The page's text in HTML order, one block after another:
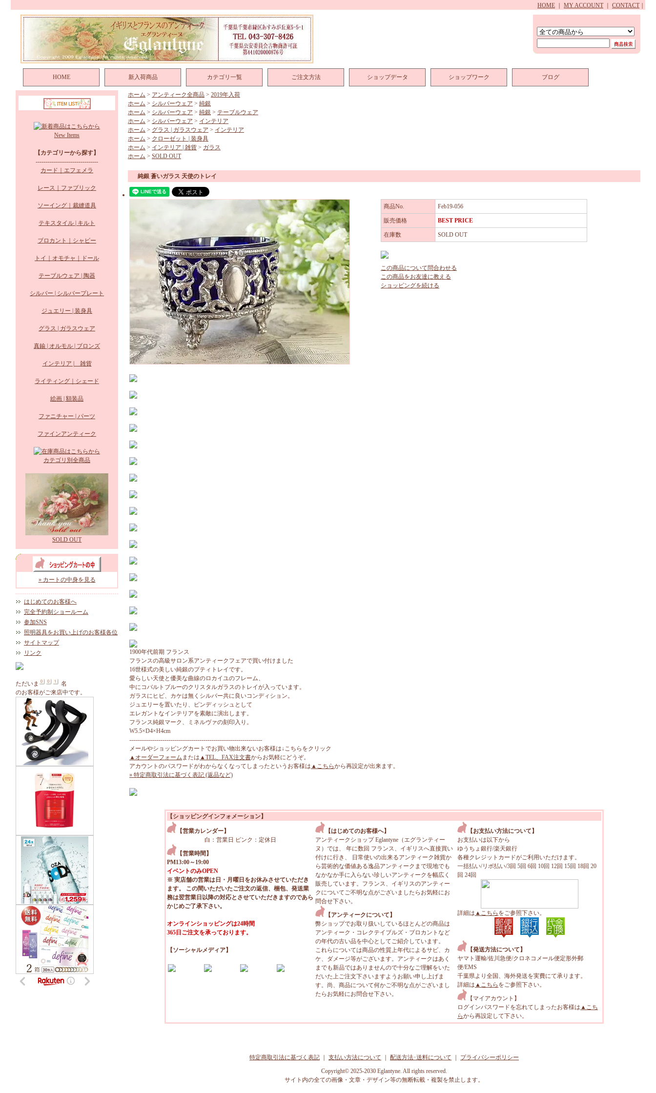
HOME MY ACCOUNT CONTACT
HOME 新入荷商品 カテゴリ一覧 ご注文方法 ショップデータ ショップワーク ブログ
New Items
【カテゴリーから探す】
--------------------------------
カード｜エフェメラ
レース｜ファブリック
ソーイング｜裁縫道具
テキスタイル | キルト
ブロカント｜シャビー
トイ｜オモチャ｜ドール
テーブルウェア | 陶器
シルバー | シルバープレート
ジュエリー | 装身具
グラス | ガラスウェア
真鍮 | オルモル | ブロンズ
インテリア | 雑貨
ライティング｜シェード
絵画 | 額装品
ファニチャー | パーツ
ファインアンティーク
カテゴリ別全商品
SOLD OUT
» カートの中身を見る
はじめてのお客様へ
完全予約制ショールーム
参加SNS
照明器具をお買い上げのお客様各位
サイトマップ
リンク
ただいま
名
のお客様がご来店中です。
ホーム > アンティーク全商品 > 2019年入荷
ホーム > シルバーウェア > 純銀
ホーム > シルバーウェア > 純銀 > テーブルウェア
ホーム > シルバーウェア > インテリア
ホーム > グラス | ガラスウェア > インテリア
ホーム > クローゼット | 装身具
ホーム > インテリア | 雑貨 > ガラス
ホーム > SOLD OUT
純銀 蒼いガラス 天使のトレイ
商品No. Feb19-056
販売価格 BEST PRICE
在庫数 SOLD OUT
この商品について問合わせる
この商品をお友達に教える
ショッピングを続ける
1900年代前期 フランス
フランスの高級サロン系アンティークフェアで買い付けました
16世様式の美しい純銀のプティトレイです。
愛らしい天使と優美な曲線のロカイユのフレーム、
中にコバルトブルーのクリスタルガラスのトレイが入っています。
ガラスにヒビ、カケは無くシルバー共に良いコンディション。
ジュエリーを置いたり、ピンディッシュとして
エレガントなインテリアを素敵に演出します。
フランス純銀マーク、ミネルヴァの刻印入り。
W5.5×D4×H4cm
--------------------------------------------------------------------
メールやショッピングカートでお買い物出来ないお客様は↓こちらをクリック
▲オーダーフォーム または ▲TEL、FAX注文書からお気軽にどうぞ。
アカウントのパスワードがわからなくなってしまったというお客様は ▲こちらから再設定が出来ます。
» 特定商取引法に基づく表記 (返品など)
【ショッピングインフォメーション】
【営業カレンダー】
白：営業日 ピンク：定休日
【営業時間】
PM13:00～19:00
イベントのみOPEN
※ 実店舗の営業は日・月曜日をお休みさせていただき
ます。 この間いただいたご注文の返信、梱包、発送業
務は翌営業日以降の対応とさせていただきますのであら
かじめご了承下さい。
オンラインショッピングは24時間
365日ご注文を承っております。
【ソーシャルメディア】
【はじめてのお客様へ】
アンティークショップ Eglantyne（エグランティー
ヌ）では、 年に数回 フランス、イギリスへ直接買い
付けに行き、 日常使いの出来るアンティーク雑貨か
ら芸術的な価値ある逸品アンティークまで現地でも
なかなか手に入らない珍しいアンティークを幅広く
販売しています。フランス、イギリスのアンティー
クについてご不明な点がございましたらお気軽にお
問合せ下さい。
【アンティークについて】
弊ショップでお取り扱いしているほとんどの商品は
アンティーク・コレクテイブルズ・ブロカントなど
の年代の古い品を中心としてご紹介しています。
これらについては商品の性質上年代によるサビ、カ
ケ、ダメージ等がございます。アンティークはあく
までも新品ではありませんので十分なご理解をいた
だいた上ご注文下さいますようお願い申し上げま
す。尚、商品について何かご不明な点がございまし
たらお気軽にお問合せ下さい。
【お支払い方法について】
お支払いは以下から
ゆうちょ銀行/楽天銀行
各種クレジットカードがご利用いただけます。
一括払い/リボ払い/3回 5回 6回 10回 12回 15回 18回 20
回 24回
詳細は ▲こちら をご参照下さい。
【発送方法について】
ヤマト運輸/佐川急便/クロネコメール便定形外郵
便/EMS
千葉県より全国、海外発送を実費にて承ります。
詳細は ▲こちら をご参照下さい。
【マイアカウント】
ログインパスワードを忘れてしまったお客様は ▲こち
らから再設定して下さい。
特定商取引法に基づく表記 支払い方法について 配送方法･送料について
プライバシーポリシー
Copyright© 2025-2030 Eglantyne. All rights reserved.
サイト内の全ての画像・文章・デザイン等の無断転載・複製を禁止します。